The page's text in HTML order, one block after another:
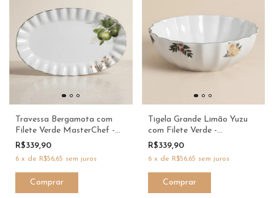
Travessa Bergamota com
Filete Verde MasterChef -
Scalla & Dani Fernandes
R$339,90
6 x de R$56,65 sem juros
Tigela Grande Limão Yuzu
com Filete Verde -
MasterChef - Scalla & Dani
R$339,90
6 x de R$56,65 sem juros